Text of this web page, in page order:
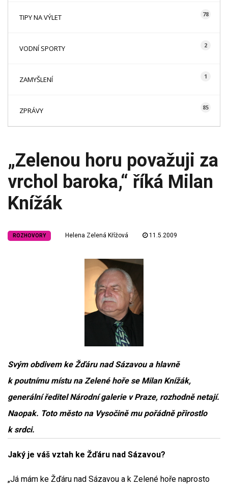
TIPY NA VÝLET 78
VODNÍ SPORTY 2
ZAMYŠLENÍ 1
ZPRÁVY 85
„Zelenou horu považuji za
vrchol baroka,“ říká Milan
Knížák
ROZHOVORY Helena Zelená Křížová 11.5.2009
Svým obdivem ke Žďáru nad Sázavou a hlavně
k poutnímu místu na Zelené hoře se Milan Knížák,
generální ředitel Národní galerie v Praze, rozhodně netají.
Naopak. Toto město na Vysočině mu pořádně přirostlo
k srdci.
Jaký je váš vztah ke Žďáru nad Sázavou?
„Já mám ke Žďáru nad Sázavou a k Zelené hoře naprosto